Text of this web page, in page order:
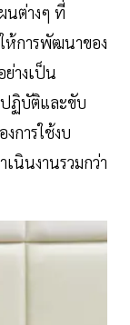
นต่างๆ ที่
ห้การพัฒนาของ
างเป็น
ปฏิบัติและขับ
การใช้งบ
นินงานรวมกว่า